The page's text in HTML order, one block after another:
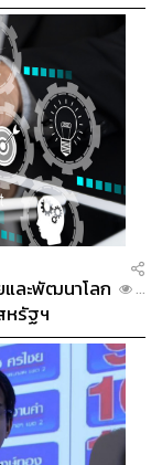
ละพัฒนาโลก
หรัฐฯ
...